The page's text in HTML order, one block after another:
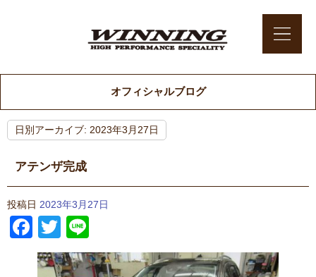
オフィシャルブログ
日別アーカイブ: 2023年3月27日
アテンザ完成
投稿日 2023年3月27日
Facebook
Twitter